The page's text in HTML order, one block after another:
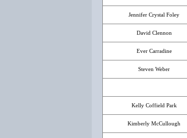
Jennifer Crystal Foley
David Clennon
Ever Carradine
Steven Weber
Kelly Coffield Park
Kimberly McCullough